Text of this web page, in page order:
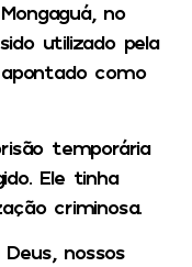
no
utilizado pela
como
temporária
Ele tinha
criminosa.
nossos